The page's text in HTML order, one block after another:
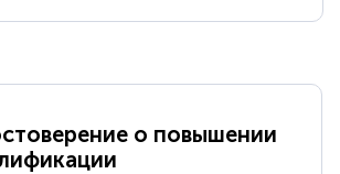
о повышении